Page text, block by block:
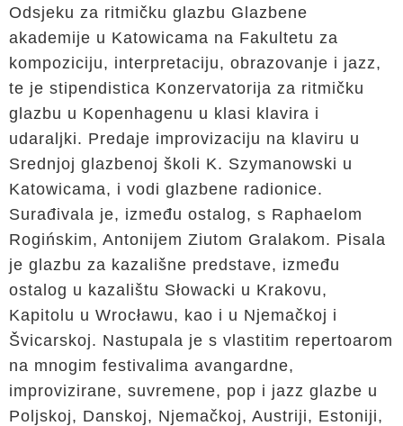
Odsjeku za ritmičku glazbu Glazbene
akademije u Katowicama na Fakultetu za
kompoziciju, interpretaciju, obrazovanje i jazz,
te je stipendistica Konzervatorija za ritmičku
glazbu u Kopenhagenu u klasi klavira i
udaraljki. Predaje improvizaciju na klaviru u
Srednjoj glazbenoj školi K. Szymanowski u
Katowicama, i vodi glazbene radionice.
Surađivala je, između ostalog, s Raphaelom
Rogińskim, Antonijem Ziutom Gralakom. Pisala
je glazbu za kazališne predstave, između
ostalog u kazalištu Słowacki u Krakovu,
Kapitolu u Wrocławu, kao i u Njemačkoj i
Švicarskoj. Nastupala je s vlastitim repertoarom
na mnogim festivalima avangardne,
improvizirane, suvremene, pop i jazz glazbe u
Poljskoj, Danskoj, Njemačkoj, Austriji, Estoniji,